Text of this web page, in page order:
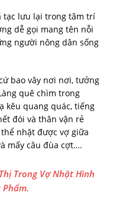
tạc lưu lại trong tâm trí
dễ gọi mang tên nỗi
người nông dân sống
bao vây nơi nơi, tưởng
quê chìm trong
kêu quang quác, tiếng
đói và thân vận rẻ
nhặt được vợ giữa
mấy câu đùa cợt….
Trong Vợ Nhặt Hình